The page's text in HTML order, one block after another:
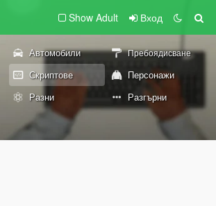
Show Adult Вход
Автомобили Пребоядисване
Скриптове
Персонажи
Разни Разгърни